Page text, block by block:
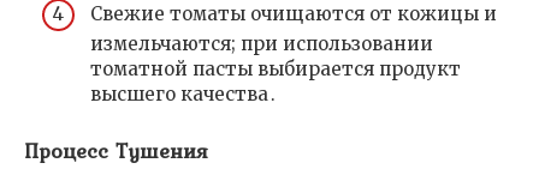
Свежие томаты очищаются от кожицы и
измельчаются; при использовании
томатной пасты выбирается продукт
высшего качества․
Процесс Тушения